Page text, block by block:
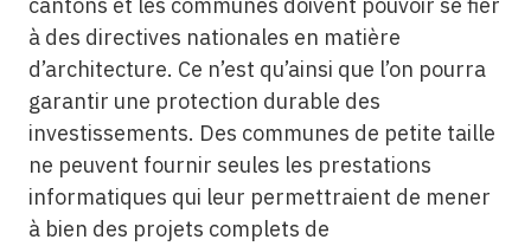
à des directives nationales en matière
d’architecture. Ce n’est qu’ainsi que l’on pourra
garantir une protection durable des
investissements. Des communes de petite taille
ne peuvent fournir seules les prestations
informatiques qui leur permettraient de mener
à bien des projets complets de